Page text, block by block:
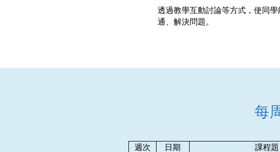
透過教學互動討論等方式，使同
通、解決問題。
每
週次 日期 課程題